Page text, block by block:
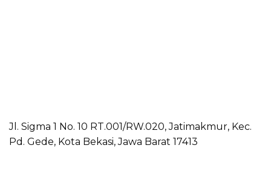
Jl. Sigma 1 No. 10 RT.001/RW.020, Jatimakmur, Kec.
Pd. Gede, Kota Bekasi, Jawa Barat 17413